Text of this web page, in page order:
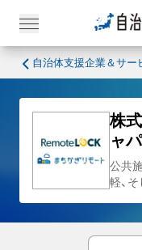
自治体支援企業＆サー
株
ャ
公共
軽、